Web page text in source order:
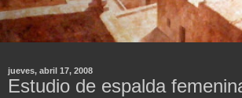
jueves, abril 17, 2008
Estudio de espalda